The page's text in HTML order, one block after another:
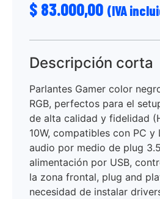
$ 83.000,00 (IVA
Descripción corta
Parlantes Gamer color
RGB, perfectos para el
de alta calidad y fidelidad
10W, compatibles con PC
audio por medio de plug
alimentación por USB,
la zona frontal, plug and
necesidad de instalar